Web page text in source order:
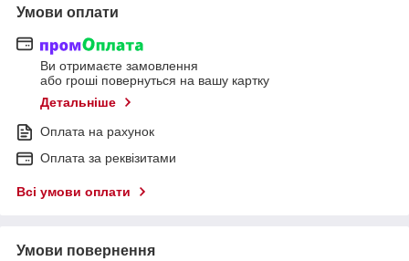
Умови оплати
Ви отримаєте замовлення
або гроші повернуться на вашу картку
Детальніше
Оплата на рахунок
Оплата за реквізитами
Всі умови оплати
Умови повернення